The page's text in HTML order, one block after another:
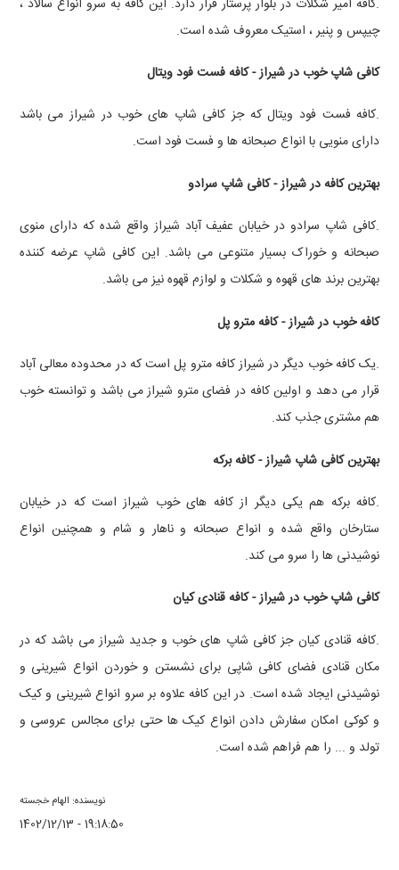
چیپس و پنیر ، استیک معروف شده است.
کافی شاپ خوب در شیراز - کافه فست فود ویتال
.کافه فست فود ویتال که جز کافی شاپ های خوب در شیراز می باشد
دارای منویی با انواع صبحانه ها و فست فود است.
بهترین کافه در شیراز - کافی شاپ سرادو
.کافی شاپ سرادو در خیابان عفیف آباد شیراز واقع شده که دارای منوی
صبحانه و خوراک بسیار متنوعی می باشد. این کافی شاپ عرضه کننده
بهترین برند های قهوه و شکلات و لوازم قهوه نیز می باشد.
کافه خوب در شیراز - کافه مترو پل
.یک کافه خوب دیگر در شیراز کافه مترو پل است که در محدوده معالی آباد
قرار می دهد و اولین کافه در فضای مترو شیراز می باشد و توانسته خوب
هم مشتری جذب کند.
بهترین کافی شاپ شیراز - کافه برکه
.کافه برکه هم یکی دیگر از کافه های خوب شیراز است که در خیابان
ستارخان واقع شده و انواع صبحانه و ناهار و شام و همچنین انواع
نوشیدنی ها را سرو می کند.
کافی شاپ خوب در شیراز - کافه قنادی کیان
.کافه قنادی کیان جز کافی شاپ های خوب و جدید شیراز می باشد که در
مکان قنادی فضای کافی شاپی برای نشستن و خوردن انواع شیرینی و
نوشیدنی ایجاد شده است. در این کافه علاوه بر سرو انواع شیرینی و کیک
و کوکی امکان سفارش دادن انواع کیک ها حتی برای مجالس عروسی و
تولد و ... را هم فراهم شده است.
نویسنده: الهام خجسته
1402/12/13 - 19:18:50